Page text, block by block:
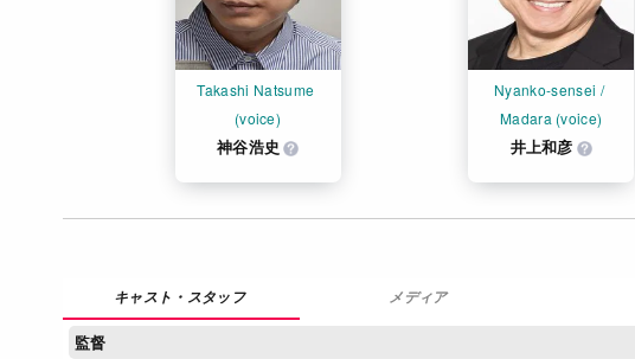
Takashi Natsume
(voice)
神谷浩史
Nyanko-sensei /
Madara (voice)
井上和彦
メディア
監督